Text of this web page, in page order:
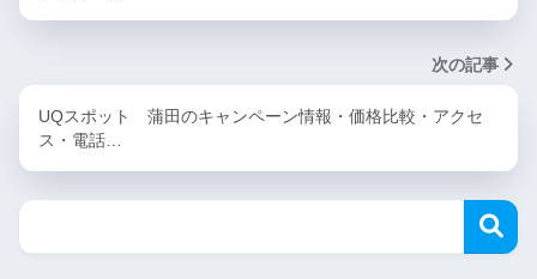
次の記事
UQスポット 蒲田のキャンペーン情報・価格比較・アクセ
ス・電話…